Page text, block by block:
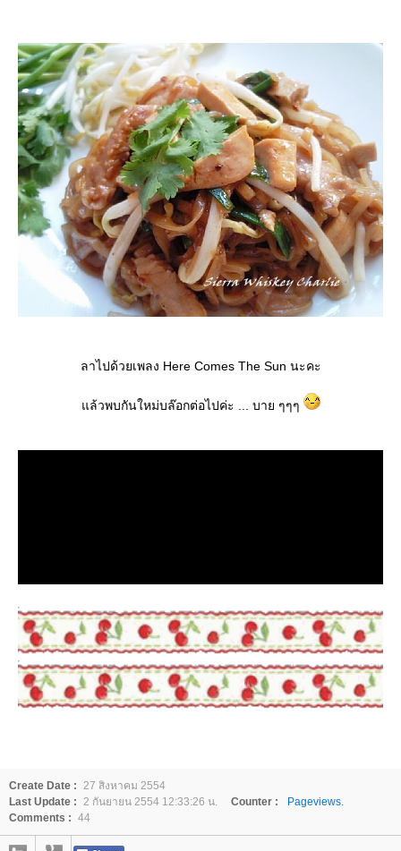
ลาไปด้วยเพลง Here Comes The Sun นะคะ
ล้วพบกันใหม่บล๊อกต่อไปค่ะ ... บาย ๆๆๆ
Create Date :
27 สิงหาคม 2554
Last Update :
2 กันยายน 2554 12:33:26 น. Counter :
Pageviews.
Comments : 44